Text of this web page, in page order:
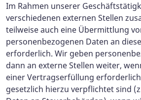
Im Rahmen unserer
verschiedenen externen Stellen
teilweise auch eine Übermittlung
personenbezogenen Daten an
erforderlich. Wir geben
dann an externe Stellen weiter,
einer Vertragserfüllung
gesetzlich hierzu verpflichtet sind